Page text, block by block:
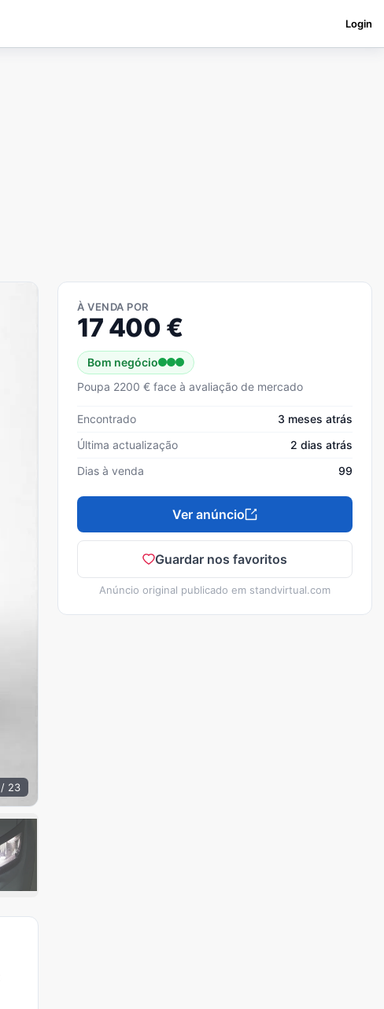
Login
/ 23
À VENDA POR
17 400 €
Bom negócio
Poupa 2200 € face à avaliação de mercado
Encontrado
3 meses atrás
Última actualização
2 dias atrás
Dias à venda
99
Ver anúncio
Guardar nos favoritos
Anúncio original publicado em standvirtual.com